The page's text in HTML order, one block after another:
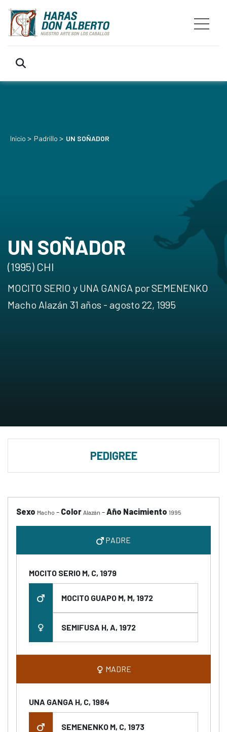
Inicio > Padrillo > UN SOÑADOR
UN SOÑADOR
(1995) CHI
MOCITO SERIO y UNA GANGA por SEMENENKO
Macho Alazán 31 años - agosto 22, 1995
PEDIGREE
Sexo Macho - Color Alazán -Año Nacimiento 1995
PADRE
MOCITO SERIO M, C, 1979
MOCITO GUAPO M, M, 1972
SEMIFUSA H, A, 1972
MADRE
UNA GANGA H, C, 1984
SEMENENKO M, C, 1973